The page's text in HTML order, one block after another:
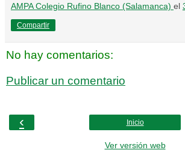
AMPA Colegio Rufino Blanco (Salamanca) el
Compartir
No hay comentarios:
Publicar un comentario
‹ Inicio
Ver versión web